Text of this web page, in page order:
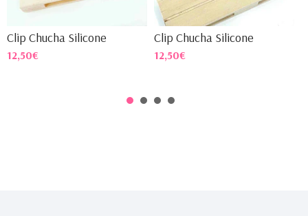
Clip Chucha Silicone
12,50€
Clip Chucha Silicone
12,50€